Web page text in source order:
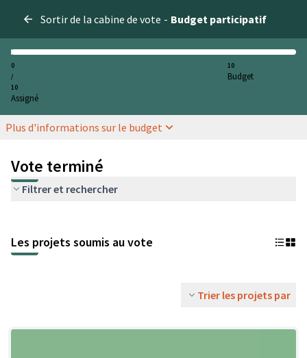
Sortir de la cabine de vote - Budget participatif
0
/
10
Assigné
10
Budget
Plus d'informations sur le budget
Vote terminé
Filtrer et rechercher
Les projets soumis au vote
Trier les projets par